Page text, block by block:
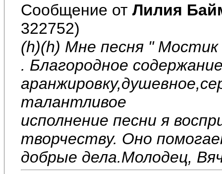
Сообщение от Лилия
322752)
(h)(h) Мне песня " Мостик
. Благородное
талантливое
исполнение песни я
творчеству. Оно
добрые дела.Молодец,